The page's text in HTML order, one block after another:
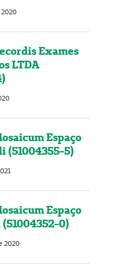
2020
Exames
LTDA
Espaço
(51004355-5)
Espaço
0)
2020